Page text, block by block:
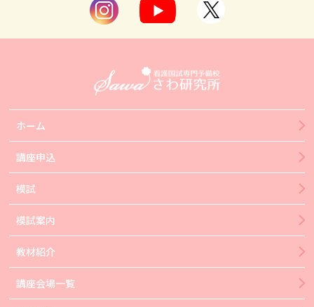
ホーム
講座申込
模試
模試案内
教材紹介
講座会場一覧